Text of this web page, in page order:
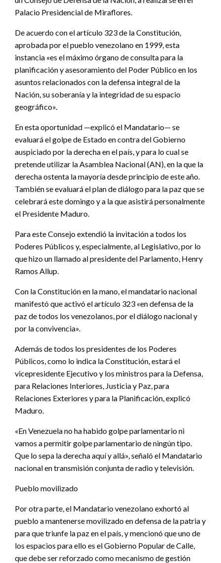
Palacio Presidencial de Miraflores.
De acuerdo con el artículo 323 de la Constitución,
aprobada por el pueblo venezolano en 1999, esta
instancia «es el máximo órgano de consulta para la
planificación y asesoramiento del Poder Público en los
asuntos relacionados con la defensa integral de la
Nación, su soberanía y la integridad de su espacio
geográfico».
En esta oportunidad —explicó el Mandatario— se
evaluará el golpe de Estado en contra del Gobierno
auspiciado por la derecha en el país, y para lo cual se
pretende utilizar la Asamblea Nacional (AN), en la que la
derecha ostenta la mayoría desde principio de este año.
También se evaluará el plan de diálogo para la paz que se
celebrará este domingo y a la que asistirá personalmente
el Presidente Maduro.
Para este Consejo extendió la invitación a todos los
Poderes Públicos y, especialmente, al Legislativo, por lo
que hizo un llamado al presidente del Parlamento, Henry
Ramos Allup.
Con la Constitución en la mano, el mandatario nacional
manifestó que activó el artículo 323 «en defensa de la
paz de todos los venezolanos, por el diálogo nacional y
por la convivencia».
Además de todos los presidentes de los Poderes
Públicos, como lo indica la Constitución, estará el
vicepresidente Ejecutivo y los ministros para la Defensa,
para Relaciones Interiores, Justicia y Paz, para
Relaciones Exteriores y para la Planificación, explicó
Maduro.
«En Venezuela no ha habido golpe parlamentario ni
vamos a permitir golpe parlamentario de ningún tipo.
Que lo sepa la derecha aquí y allá», señaló el Mandatario
nacional en transmisión conjunta de radio y televisión.
Pueblo movilizado
Por otra parte, el Mandatario venezolano exhortó al
pueblo a mantenerse movilizado en defensa de la patria y
para que triunfe la paz en el país, y mencionó que uno de
los espacios para ello es el Gobierno Popular de Calle,
que debe ser reforzado como mecanismo de gestión